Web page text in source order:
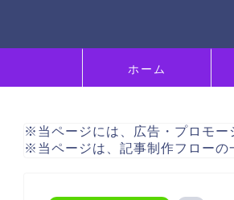
ホーム
※当ページには、広告・プロモー
※当ページは、記事制作フローの